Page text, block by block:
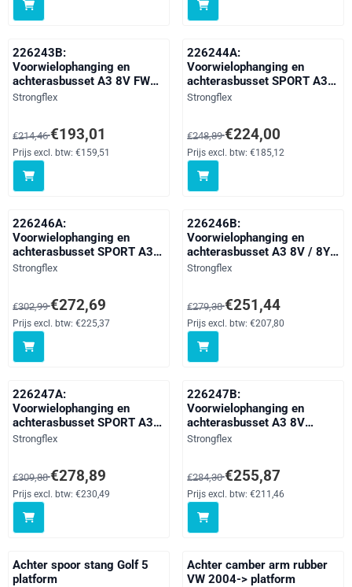
226243B:
Voorwielophanging en
achterasbusset A3 8V FWD
/ Q2
Merk:
Strongflex
Van 214,46 voor 193,01, exclusief btw: 159,51
€214,46€193,01
Prijs excl. btw: €159,51
226244A:
Voorwielophanging en
achterasbusset SPORT A3
8V FWD / Q2
Merk:
Strongflex
Van 248,89 voor 224,00,
€248,89€224,00
Prijs excl. btw: €185,12
226246A:
Voorwielophanging en
achterasbusset SPORT A3
8V / 8Y FWD / Q2
Merk:
Strongflex
Van 302,99 voor 272,69, exclusief btw: 225,37
€302,99€272,69
Prijs excl. btw: €225,37
226246B:
Voorwielophanging en
achterasbusset A3 8V / 8Y
FWD / Q2
Merk:
Strongflex
Van 279,38 voor 251,44,
€279,38€251,44
Prijs excl. btw: €207,80
226247A:
Voorwielophanging en
achterasbusset SPORT A3
8V Quattro / S3 / RS3
Merk:
Strongflex
Van 309,88 voor 278,89, exclusief btw: 230,49
€309,88€278,89
Prijs excl. btw: €230,49
226247B:
Voorwielophanging en
achterasbusset A3 8V
Quattro / S3 / RS3 (2012-
Merk:
Strongflex
Van 284,30 voor 255,87,
€284,30€255,87
Prijs excl. btw: €211,46
Achter spoor stang Golf 5
platform
Achter camber arm rubber
VW 2004-> platform